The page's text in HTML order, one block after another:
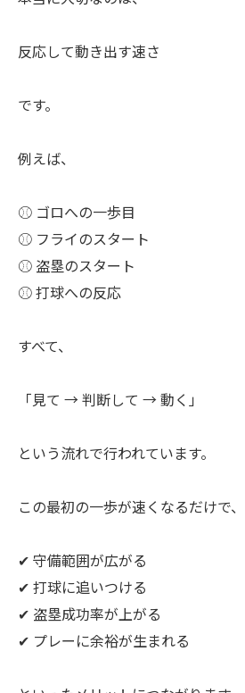
反応して動き出す速さ
です。
例えば、
⚾️ ゴロへの一歩目
⚾️ フライのスタート
⚾️ 盗塁のスタート
⚾️ 打球への反応
すべて、
「見て → 判断して → 動く」
という流れで行われています。
この最初の一歩が速くなるだけで、
✔ 守備範囲が広がる
✔ 打球に追いつける
✔ 盗塁成功率が上がる
✔ プレーに余裕が生まれる